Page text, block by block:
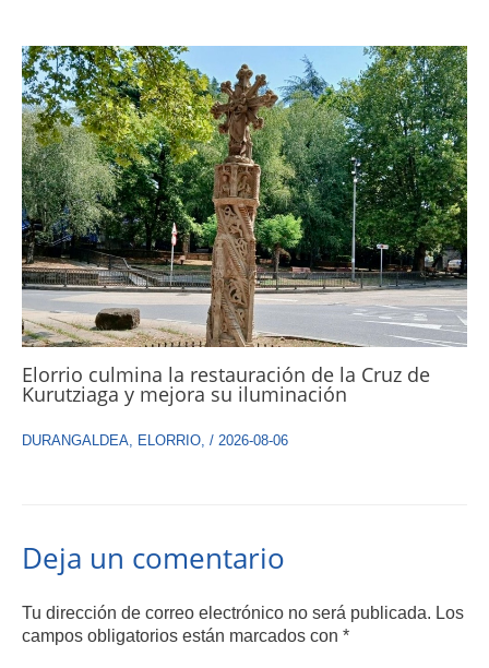
Elorrio culmina la restauración de la Cruz de
Kurutziaga y mejora su iluminación
DURANGALDEA ELORRIO / 2026-08-06
Deja un comentario
Tu dirección de correo electrónico no será publicada. Los
campos obligatorios están marcados con *